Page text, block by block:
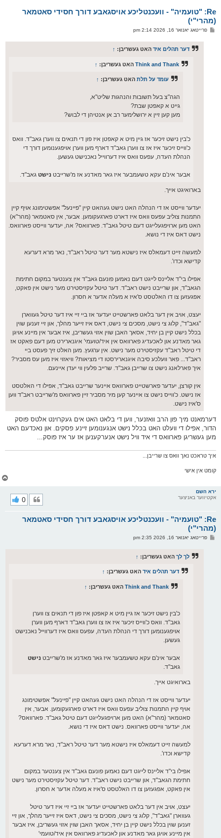
Re: "טועמיה" - וועכנטליכע אויסגאבע דורך חסידי סאטמאר
(מהרי"י)
פפרייטאג יאנואר 16, 2026 2:14 pm
דער תהלים איד האט געשריבן: ↑
Think and Thank האט געשריבן: ↑
עומד על תלת האט געשריבן: ↑
הגה"צ בעל תשובות והנהגות שליט"א,
גייט א קאפטן שבת?
מען קען זיין א ירושלימער רב אן אנטיהן די לבוש?
כ'בין נישט זיכער אז גיין מיט א קאפטן איז פון די תנאים צו ווערן גאב"ד. וואס
כ'ווייס זיכער איז אז צו ווערן גאב"ד דארף מען ווערן אויפגענומען דורך די
הנהלת העדה, עפעס וואס איז דערווייל נאכנישט געשען.
אבער אינ'ם עקא טשעמבער איז גאר מאדנע אז מ'שרייבט נישט גאב"ד.
בארואיגט אייך.
יעדער ווייסט אז די הנהלה האט נישט געהאט קיין "פיינעל" אפשטימונג אויף קיין
התמנות צוליב עפעס וואס איז דארט פארגעקומען. אבער, אין סאטמאר (מהר"א)
האט מען ארויפגעלייגט דעם טיטל גאב"ד. פארוואס? אה, יעדער ווייסט פארוואס.
נישט דאס איז די נושא.
למעשה זייט דעמאלס איז נישטא מער דער טיטל ראב"ד, נאר מרא דערעא
קדישא וכדו'.
אפילו בי"ד אליינס לייגט דעם נאמען פונעם גאב"ד אין צענטער במקום חתימת
הגאב"ד, און שרייבט נישט ראב"ד. דער טיטל עקזיסטירט מער נישט אין פאקט,
אפגעזען צו דו האלטסט ס'איז א מעלה אדער א חסרון.
יעצט, אויב אין דער בלאט פארשטייט יעדער אז ביי זיי איז דער טיטל געווארן
"גאב"ד", קלוג צי נישט, מסכים צי נישט, דאס איז זייער מהלך, און זיי זענען שוין
בכלל נישט קיין בן יחיד, אסאך האבן שוין אזוי געשריבן, איז אבער אין מיינע אויגן
גאר מאדנע און לאכעדיג פארוואס אין איד/טועמי' איגנארירט מען דעם פאקט אז
די טיטל ראב"ד עקזיסטירט מער נישט. אין ערגעץ. מען האלט זיך פעסט ביי
ראב"ד... פאר וועלכע סיבה איגנארירסטו די מציאות? וויאזוי איז מען עס מסביר?
איך פארלאנג נישט צו שרייבן גאב"ד. שרייב פלעין ווי יעדן איינעם.
אין קורצן, יעדער פארשטייט פארוואס איינער שרייבט גאב"ד, אפילו די האלטסט
אז נישט. כ'ווייס נישט צו איינער קען מיר מסביר זיין פארוואס מ'שרייבט ראב"ד ווען
ס'איז נישט.
דערמאנט מיך פון הרב וואזנער, ווען די בלאט האט אים געקרוינט אלטס פוסק
הדור, אפילו די וועלט האט בכלל נישט אנגענומען זיינע פסקים. און נאכדעם האט
מען געשריגן פארוואס די איד וויל נישט אנערקענען אז ער איז פוסק...
איך טראכט נאך וואס צו שרייבן...
קומט אין אישי
ירא השם
אקטיווער באניצער
Re: "טועמיה" - וועכנטליכע אויסגאבע דורך חסידי סאטמאר
(מהרי"י)
0
פפרייטאג יאנואר 16, 2026 2:35 pm
לך לך האט געשריבן: ↑
דער תהלים איד האט געשריבן: ↑
Think and Thank האט געשריבן: ↑
כ'בין נישט זיכער אז גיין מיט א קאפטן איז פון די תנאים צו ווערן
גאב"ד. וואס כ'ווייס זיכער איז אז צו ווערן גאב"ד דארף מען ווערן
אויפגענומען דורך די הנהלת העדה, עפעס וואס איז דערווייל נאכנישט
געשען.
אבער אינ'ם עקא טשעמבער איז גאר מאדנע אז מ'שרייבט נישט
גאב"ד.
בארואיגט אייך.
יעדער ווייסט אז די הנהלה האט נישט געהאט קיין "פיינעל" אפשטימונג
אויף קיין התמנות צוליב עפעס וואס איז דארט פארגעקומען. אבער, אין
סאטמאר (מהר"א) האט מען ארויפגעלייגט דעם טיטל גאב"ד. פארוואס?
אה, יעדער ווייסט פארוואס. נישט דאס איז די נושא.
למעשה זייט דעמאלס איז נישטא מער דער טיטל ראב"ד, נאר מרא דערעא
קדישא וכדו'.
אפילו בי"ד אליינס לייגט דעם נאמען פונעם גאב"ד אין צענטער במקום
חתימת הגאב"ד, און שרייבט נישט ראב"ד. דער טיטל עקזיסטירט מער נישט
אין פאקט, אפגעזען צו דו האלטסט ס'איז א מעלה אדער א חסרון.
יעצט, אויב אין דער בלאט פארשטייט יעדער אז ביי זיי איז דער טיטל
געווארן "גאב"ד", קלוג צי נישט, מסכים צי נישט, דאס איז זייער מהלך, און זיי
זענען שוין בכלל נישט קיין בן יחיד, אסאך האבן שוין אזוי געשריבן, איז אבער
אין מיינע אויגן גאר מאדנע און לאכעדיג פארוואס אין איד/טועמי'